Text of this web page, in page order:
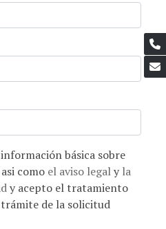
protección de datos asi como el aviso legaly la
y acepto el tratamiento
de la solicitud